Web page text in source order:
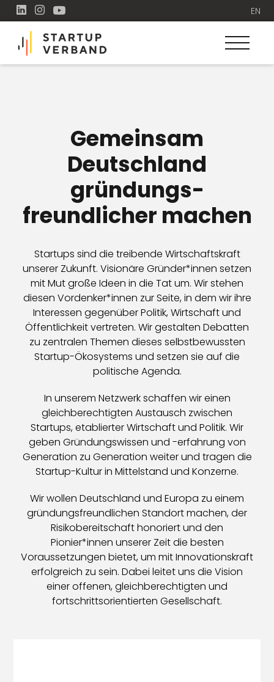
EN
Gemeinsam
Deutschland
gründungs­
freundlicher machen
Startups sind die treibende Wirtschaftskraft
unserer Zukunft. Visionäre Gründer*innen setzen
mit Mut große Ideen in die Tat um. Wir stehen
diesen Vordenker*innen zur Seite, in dem wir ihre
Interessen gegenüber Politik, Wirtschaft und
Öffentlichkeit vertreten. Wir gestalten Debatten
zu zentralen Themen dieses selbstbewussten
Startup-Ökosystems und setzen sie auf die
politische Agenda.
In unserem Netzwerk schaffen wir einen
gleichberechtigten Austausch zwischen
Startups, etablierter Wirtschaft und Politik. Wir
geben Gründungswissen und -erfahrung von
Generation zu Generation weiter und tragen die
Startup-Kultur in Mittelstand und Konzerne.
Wir wollen Deutschland und Europa zu einem
gründungsfreundlichen Standort machen, der
Risikobereitschaft honoriert und den
Pionier*innen unserer Zeit die besten
Voraussetzungen bietet, um mit Innovationskraft
erfolgreich zu sein. Dabei leitet uns die Vision
einer offenen, gleichberechtigten und
fortschrittsorientierten Gesellschaft.